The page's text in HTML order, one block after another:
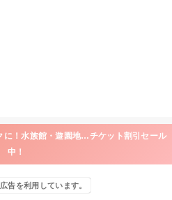
に！水族館・遊園地…チケット割引セール
中！
告を利用しています。